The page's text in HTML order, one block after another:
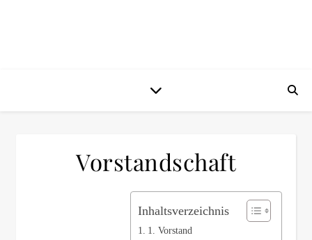
Vorstandschaft
Inhaltsverzeichnis
1. Vorstand